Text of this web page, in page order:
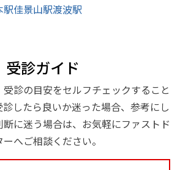
駅佳景山駅渡波駅
受診ガイド
診の目安をセルフチェックすること
したら良いか迷った場合、参考にし
に迷う場合は、お気軽にファストド
ーへご相談ください。